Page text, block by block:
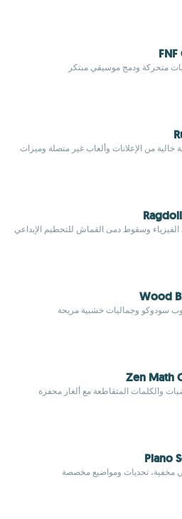
متحركة ودمج موسيقي مبتكر
خالية من الإعلانات وألعاب غير متصلة وميزات
الفيزياء وسقوط دمى القماش للتحطيم الإبداعي
Wood
سودوكو وجماليات خشبية مريحة
Zen Math
والكلمات المتقاطعة مع ألغاز محفزة
Piano
مخفية، تحديات ومواضيع مخصصة